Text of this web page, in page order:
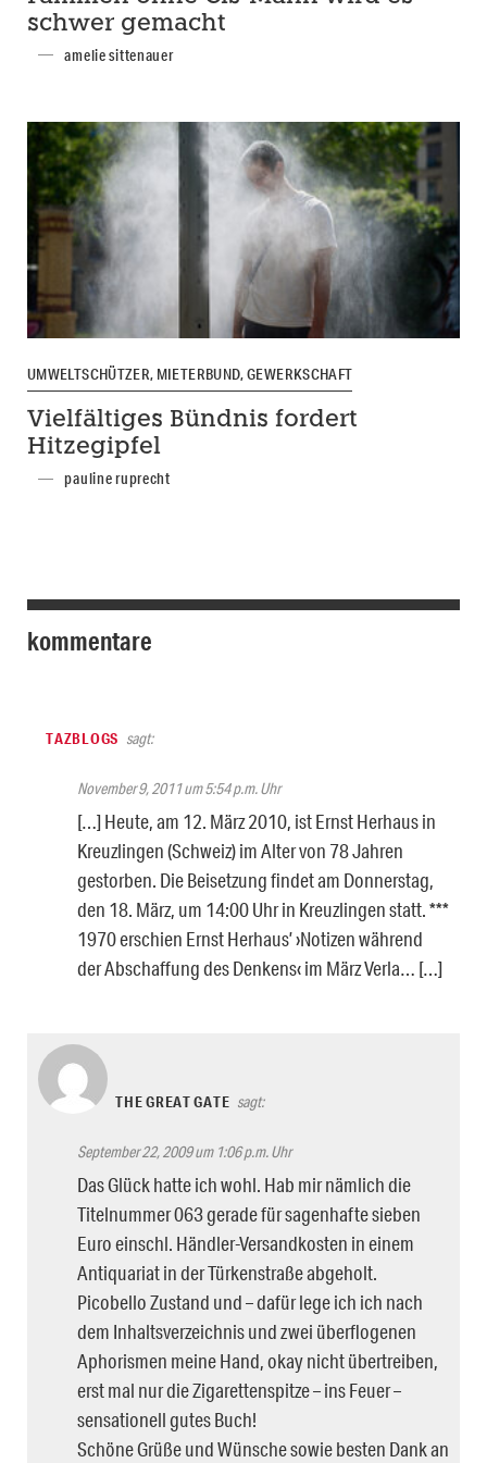
schwer gemacht
amelie sittenauer
UMWELTSCHÜTZER, MIETERBUND, GEWERKSCHAFT
Vielfältiges Bündnis fordert
Hitzegipfel
pauline ruprecht
kommentare
TAZBLOGS sagt:
November 9, 2011 um 5:54 p.m. Uhr
[…] Heute, am 12. März 2010, ist Ernst Herhaus in
Kreuzlingen (Schweiz) im Alter von 78 Jahren
gestorben. Die Beisetzung findet am Donnerstag,
den 18. März, um 14:00 Uhr in Kreuzlingen statt. ***
1970 erschien Ernst Herhaus’ ›Notizen während
der Abschaffung des Denkens‹ im März Verla… […]
THE GREAT GATE sagt:
September 22, 2009 um 1:06 p.m. Uhr
Das Glück hatte ich wohl. Hab mir nämlich die
Titelnummer 063 gerade für sagenhafte sieben
Euro einschl. Händler-Versandkosten in einem
Antiquariat in der Türkenstraße abgeholt.
Picobello Zustand und – dafür lege ich ich nach
dem Inhaltsverzeichnis und zwei überflogenen
Aphorismen meine Hand, okay nicht übertreiben,
erst mal nur die Zigarettenspitze – ins Feuer –
sensationell gutes Buch!
Schöne Grüße und Wünsche sowie besten Dank an